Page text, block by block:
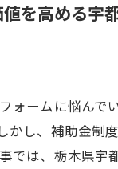
を高める宇
ォームに悩ん
かし、補助金
では、栃木県